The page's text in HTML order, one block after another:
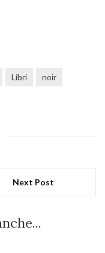
Libri
noir
Next Post